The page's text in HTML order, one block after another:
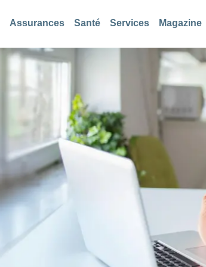
Assurances Santé Services Magazine